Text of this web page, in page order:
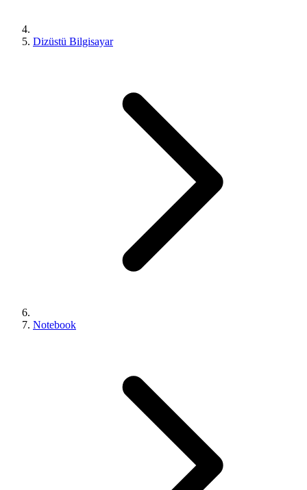
Dizüstü Bilgisayar
Notebook